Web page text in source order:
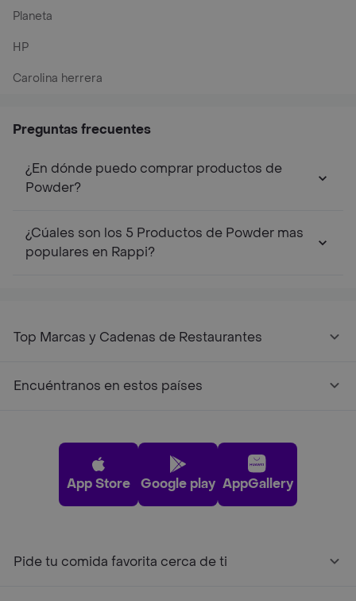
Planeta
HP
Carolina herrera
Preguntas frecuentes
¿En dónde puedo comprar productos de
Powder?
¿Cúales son los 5 Productos de Powder mas
populares en Rappi?
Top Marcas y Cadenas de Restaurantes
Encuéntranos en estos países
App Store Google play AppGallery
Pide tu comida favorita cerca de ti